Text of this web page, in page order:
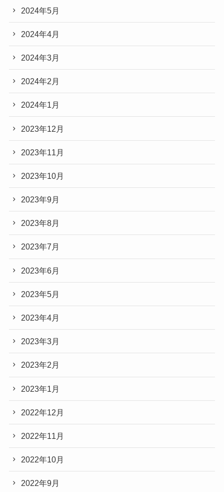
2024年5月
2024年4月
2024年3月
2024年2月
2024年1月
2023年12月
2023年11月
2023年10月
2023年9月
2023年8月
2023年7月
2023年6月
2023年5月
2023年4月
2023年3月
2023年2月
2023年1月
2022年12月
2022年11月
2022年10月
2022年9月